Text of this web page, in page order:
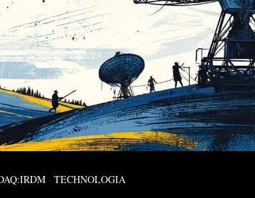
· TECHNOLOGIA